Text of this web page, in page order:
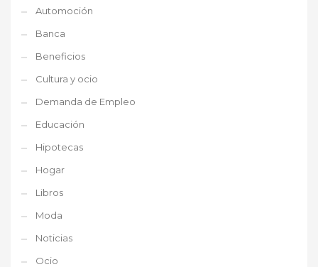
Automoción
Banca
Beneficios
Cultura y ocio
Demanda de Empleo
Educación
Hipotecas
Hogar
Libros
Moda
Noticias
Ocio